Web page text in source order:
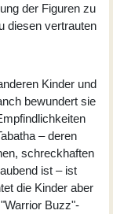
der Figuren zu
diesen vertrauten
Kinder und
bewundert sie
– deren
schreckhaften
ist – ist
die Kinder aber
Buzz"-